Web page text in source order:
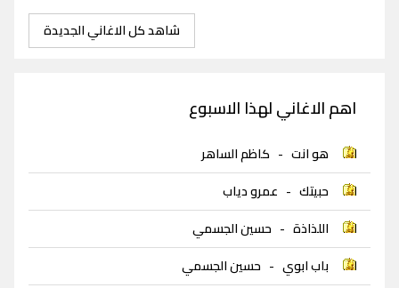
شاهد كل الاغاني الجديدة
اهم الاغاني لهذا الاسبوع
هو انت - كاظم الساهر
حبيتك - عمرو دياب
اللذاذة - حسين الجسمي
باب ابوي - حسين الجسمي